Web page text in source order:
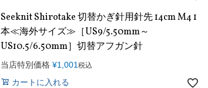
Seeknit Shirotake 切替かぎ針用針先 14cm M4 1
本≪海外サイズ≫［US9/5.50mm～
US10.5/6.50mm］切替アフガン針
当店特別価格 ¥1,001税込
カートに入れる